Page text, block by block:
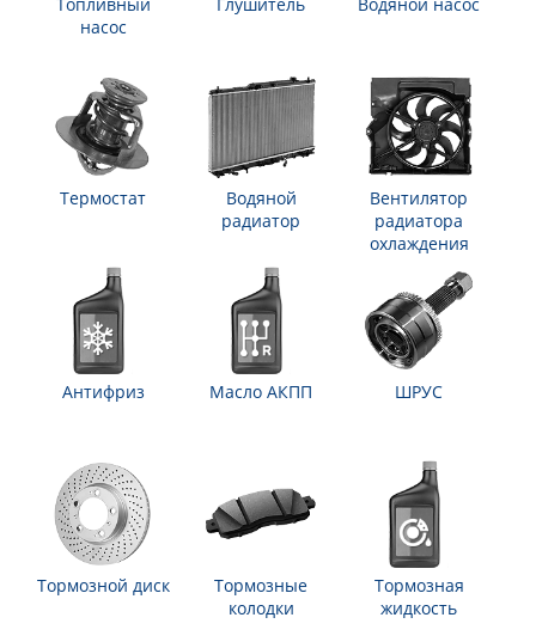
насос
Термостат
Водяной
радиатор
Вентилятор
радиатора
охлаждения
Антифриз Масло АКПП ШРУС
Тормозной диск
Тормозные
колодки
Тормозная
жидкость